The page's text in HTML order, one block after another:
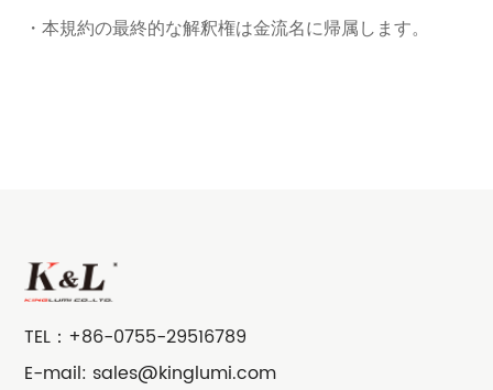
・本規約の最終的な解釈権は金流名に帰属します。
TEL： +86-0755-29516789
E-mail: sales@kinglumi.com